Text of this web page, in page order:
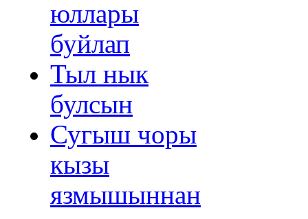
юллары
буйлап
Тыл нык
булсын
Сугыш чоры
кызы
язмышыннан